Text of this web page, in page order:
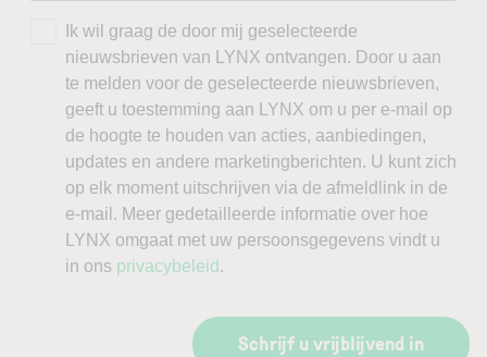
Ik wil graag de door mij geselecteerde
nieuwsbrieven van LYNX ontvangen. Door u aan
te melden voor de geselecteerde nieuwsbrieven,
geeft u toestemming aan LYNX om u per e-mail op
de hoogte te houden van acties, aanbiedingen,
updates en andere marketingberichten. U kunt zich
op elk moment uitschrijven via de afmeldlink in de
e-mail. Meer gedetailleerde informatie over hoe
LYNX omgaat met uw persoonsgegevens vindt u
in ons privacybeleid .
Schrijf u vrijblijvend in